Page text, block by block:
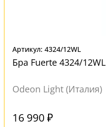
Артикул: 4324/12WL
Бра Fuerte 4324/12WL
Odeon Light (Италия)
16 990 ₽